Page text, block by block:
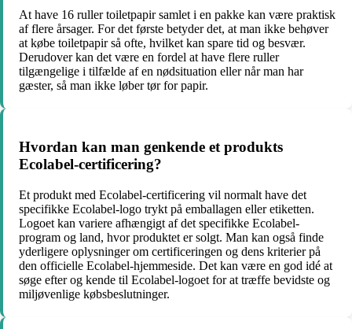
At have 16 ruller toiletpapir samlet i en pakke kan være praktisk
af flere årsager. For det første betyder det, at man ikke behøver
at købe toiletpapir så ofte, hvilket kan spare tid og besvær.
Derudover kan det være en fordel at have flere ruller
tilgængelige i tilfælde af en nødsituation eller når man har
gæster, så man ikke løber tør for papir.
Hvordan kan man genkende et produkts
Ecolabel-certificering?
Et produkt med Ecolabel-certificering vil normalt have det
specifikke Ecolabel-logo trykt på emballagen eller etiketten.
Logoet kan variere afhængigt af det specifikke Ecolabel-
program og land, hvor produktet er solgt. Man kan også finde
yderligere oplysninger om certificeringen og dens kriterier på
den officielle Ecolabel-hjemmeside. Det kan være en god idé at
søge efter og kende til Ecolabel-logoet for at træffe bevidste og
miljøvenlige købsbeslutninger.